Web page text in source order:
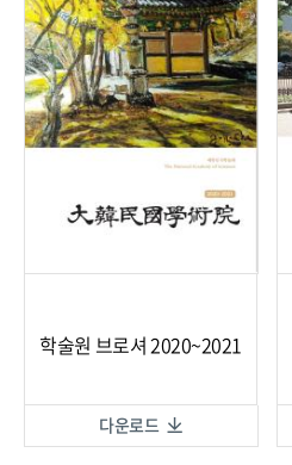
학술원 브로셔 2020~2021
다운로드